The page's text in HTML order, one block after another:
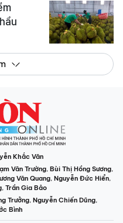
Khắc Văn
Văn Trường, Bùi Thị Hồng Sương,
Văn Quang, Nguyễn Đức Hiển,
, Trần Gia Bảo
Trưởng, Nguyễn Chiến Dũng,
Bình